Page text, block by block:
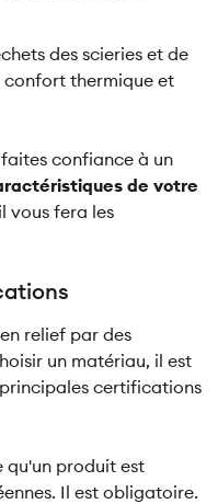
des scieries et de
confort thermique et
confiance à un
de votre
vous fera les
relief par des
un matériau, il est
certifications
qu'un produit est
Il est obligatoire.